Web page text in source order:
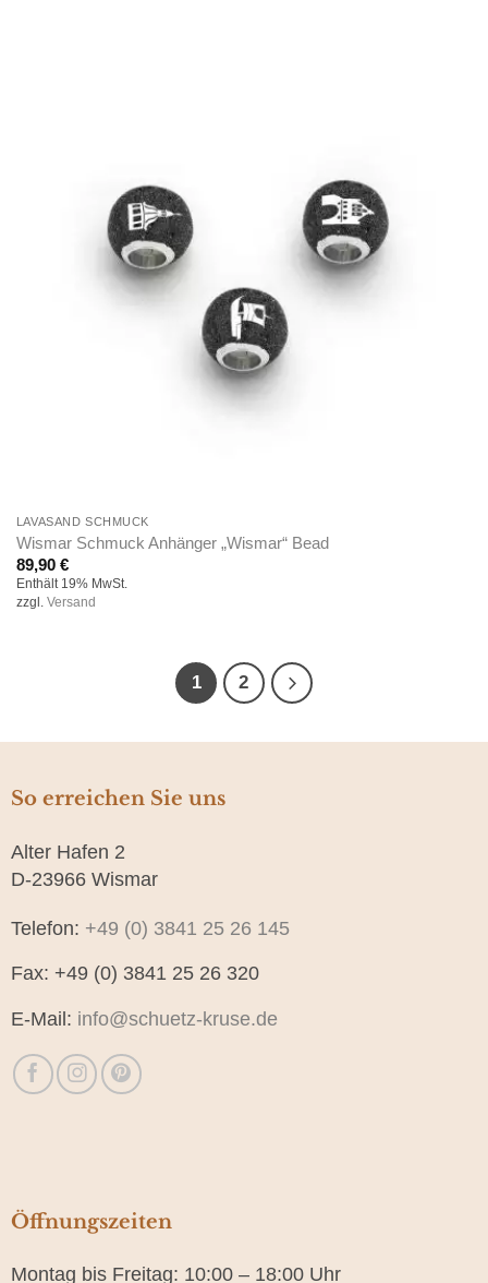
LAVASAND SCHMUCK
Wismar Schmuck Anhänger „Wismar“ Bead
89,90 €
Enthält 19% MwSt.
zzgl. Versand
1 2
So erreichen Sie uns
Alter Hafen 2
D-23966 Wismar
Telefon: +49 (0) 3841 25 26 145
Fax: +49 (0) 3841 25 26 320
E-Mail: info@schuetz-kruse.de
Öffnungszeiten
Montag bis Freitag: 10:00 – 18:00 Uhr